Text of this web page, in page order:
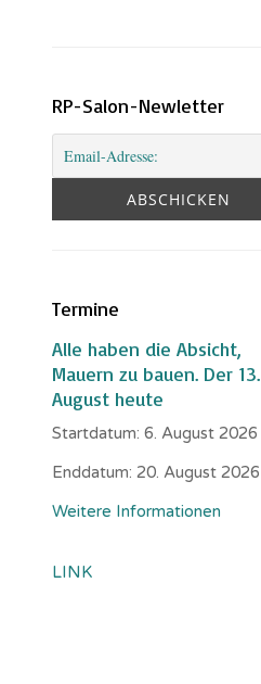
RP-Salon-Newletter
Termine
Alle haben die Absicht,
Mauern zu bauen. Der 13.
August heute
Startdatum:6. August 2026
Enddatum: 20. August 2026
Weitere Informationen
LINK